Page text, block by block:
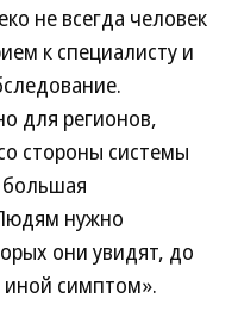
не всегда человек
к специалисту и
для регионов,
стороны системы
большая
нужно
они увидят, до
симптом».